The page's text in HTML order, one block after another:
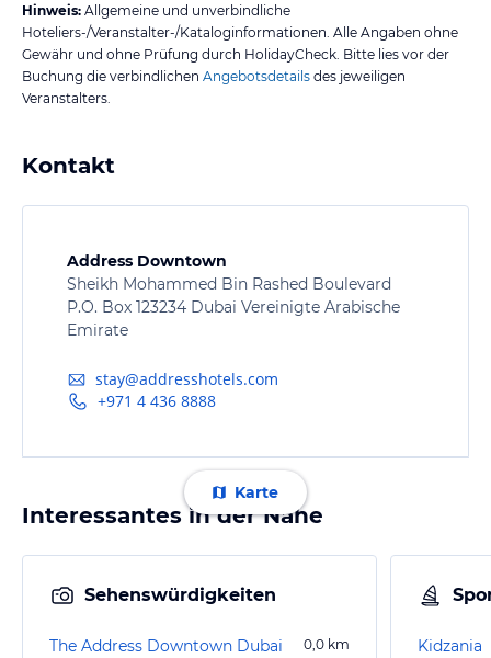
Hinweis: Allgemeine und unverbindliche
Hoteliers-/Veranstalter-/Kataloginformationen. Alle Angaben ohne
Gewähr und ohne Prüfung durch HolidayCheck. Bitte lies vor der
Buchung die verbindlichen Angebotsdetails des jeweiligen
Veranstalters.
Kontakt
Address Downtown
Sheikh Mohammed Bin Rashed Boulevard
P.O. Box 123234 Dubai Vereinigte Arabische
Emirate
stay@addresshotels.com
+971 4 436 8888
Karte
Interessantes in der Nähe
Sehenswürdigkeiten
The Address Downtown Dubai 0,0 km Kidzania